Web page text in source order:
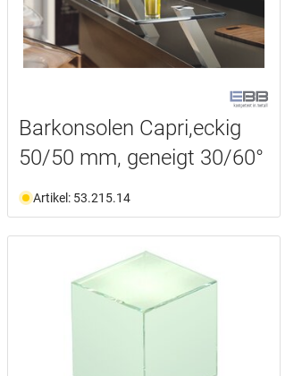
Barkonsolen Capri,eckig
50/50 mm, geneigt 30/60°
Artikel: 53.215.14